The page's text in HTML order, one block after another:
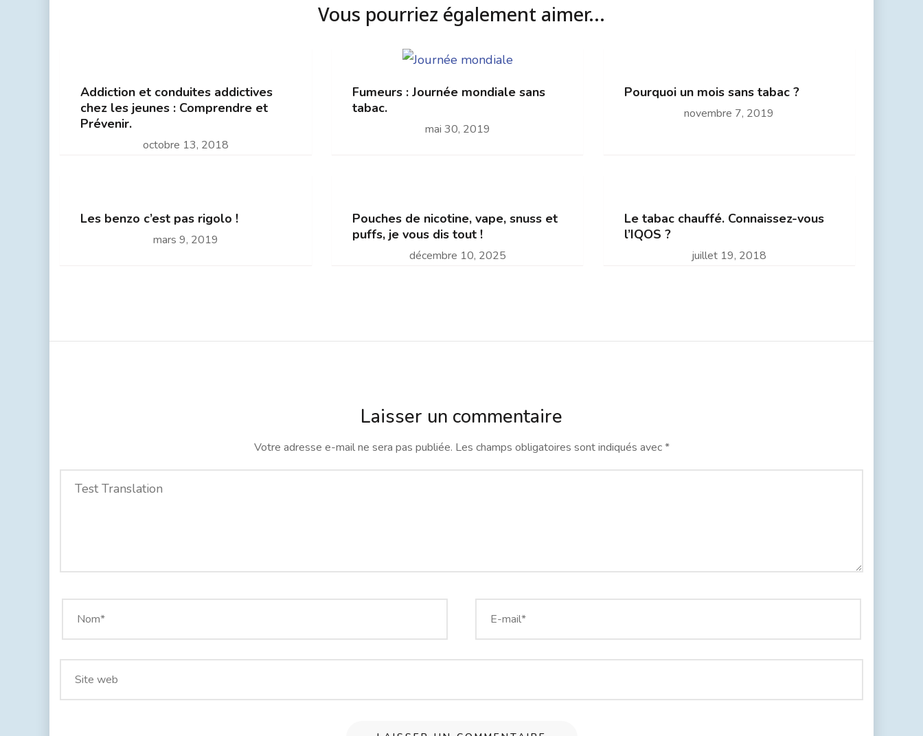
Vous pourriez également aimer...
Addiction et conduites addictives
chez les jeunes : Comprendre et
Prévenir.
octobre 13, 2018
Fumeurs : Journée mondiale sans
tabac.
mai 30, 2019
Pourquoi un mois sans tabac ?
novembre 7, 2019
Les benzo c’est pas rigolo !
mars 9, 2019
Pouches de nicotine, vape, snuss et
puffs, je vous dis tout !
décembre 10, 2025
Le tabac chauffé. Connaissez-vous
l’IQOS ?
juillet 19, 2018
Laisser un commentaire
Votre adresse e-mail ne sera pas publiée. Les champs obligatoires sont indiqués avec*